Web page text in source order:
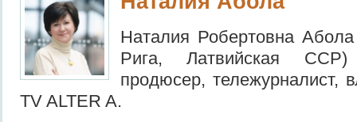
Наталия Робертовна
Рига, Латвийская
продюсер, тележурналист,
TV ALTER A.